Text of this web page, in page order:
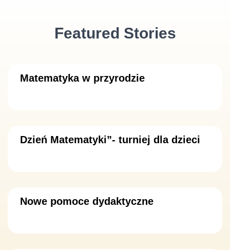
Featured Stories
Matematyka w przyrodzie
Dzień Matematyki”- turniej dla dzieci
Nowe pomoce dydaktyczne